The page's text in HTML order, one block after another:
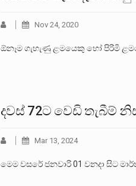
Nov 24, 2020
ඕනෑම ගැහැණු ළමයෙකු හෝ පිරිමි
දවස් 72ට වෙඩි තැබීම්
Mar 13, 2024
මෙම වසරේ ජනවාරි 01 වනදා සිට